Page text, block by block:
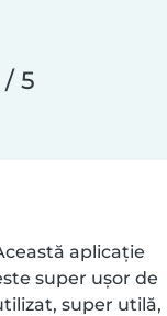
/ 5
aplicație
super ușor de
super utilă,